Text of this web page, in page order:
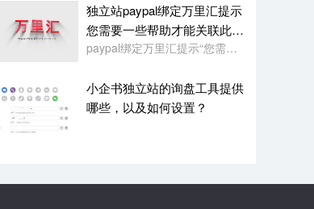
独立站paypal绑定万里汇提示
您需要一些帮助才能关联此账
户
paypal绑定万里汇提示“您需要一些帮助才能关联此账户。请联系我们寻求帮助,或者您也可以绑定其它账户”
小企书独立站的询盘工具提供
哪些，以及如何设置？